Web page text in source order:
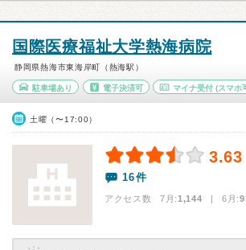
国際医療福祉大学熱海病院
静岡県熱海市東海岸町（熱海駅）
駐車場あり 電子決済可 マイナ受付 (スマホ
土曜（〜17:00）
3.63
16件
アクセス数 7月:1,144 | 6月: